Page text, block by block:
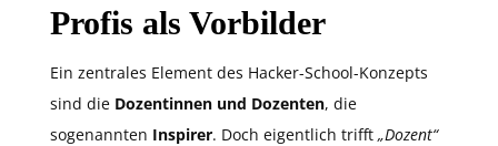
Profis als Vorbilder
Ein zentrales Element des Hacker-School-Konzepts
sind die Dozentinnen und Dozenten, die
sogenannten Inspirer. Doch eigentlich trifft „Dozent“